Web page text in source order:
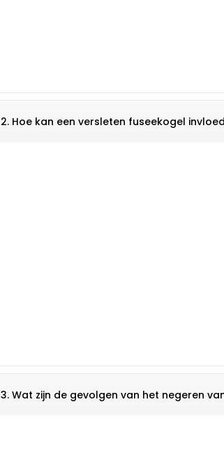
2. Hoe kan een versleten fuseekogel
3. Wat zijn de gevolgen van het negeren